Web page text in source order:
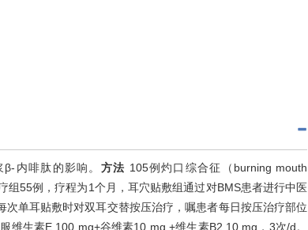
内啡肽的影响。 方法 105例灼口综合征（burning mouth
55例，疗程为1个月，耳穴贴敷组通过对BMS患者进行中医
单耳贴敷时对双耳交替按压治疗，嘱患者每日按压治疗部位
生素E 100 mg+谷维素10 mg +维生素B2 10 mg，3次/d。